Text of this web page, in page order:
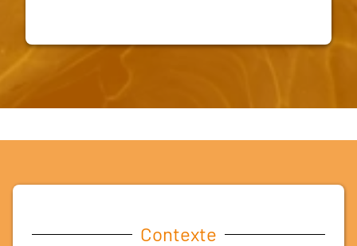
Contexte